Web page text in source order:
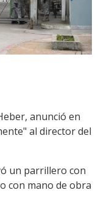
anunció en
al director del
un parrillero con
con mano de obra